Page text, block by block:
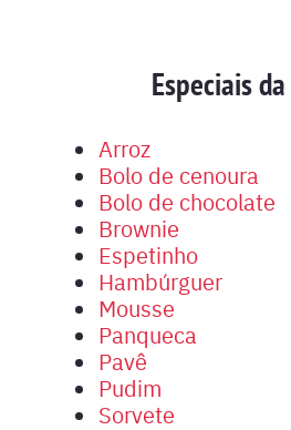
Especiais
Arroz
Bolo de cenoura
Bolo de chocolate
Brownie
Espetinho
Hambúrguer
Mousse
Panqueca
Pavê
Pudim
Sorvete